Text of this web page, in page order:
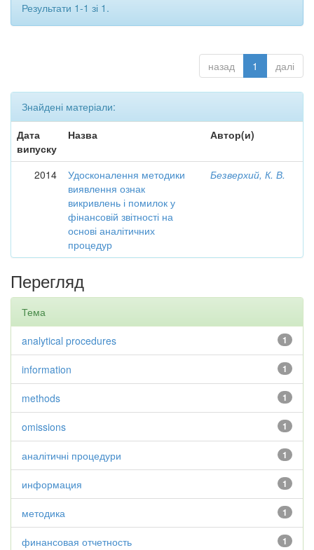
Результати 1-1 зі 1.
назад 1 далі
Знайдені матеріали:
Дата
випуску
Назва Автор(и)
2014
Удосконалення методики
виявлення ознак
викривлень і помилок у
фінансовій звітності на
основі аналітичних
процедур
Безверхий, К. В.
Перегляд
Тема
1
analytical procedures
1
information
1
methods
1
omissions
1
аналітичні процедури
1
информация
1
методика
1
финансовая отчетность